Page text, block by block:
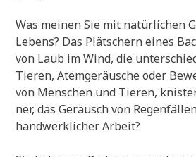
Was mei­nen Sie mit natür­li­chen
Lebens? Das Plät­schern eines
von Laub im Wind, die
Tie­ren, Atem­ge­räu­sche oder
von Men­schen und Tie­ren,
ner, das Geräusch von
hand­werk­li­cher Arbeit?